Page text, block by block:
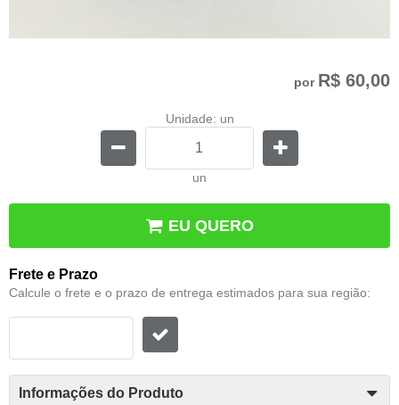
por R$ 60,00
Unidade: un
un
EU QUERO
Frete e Prazo
Calcule o frete e o prazo de entrega estimados para sua região:
Informações do Produto